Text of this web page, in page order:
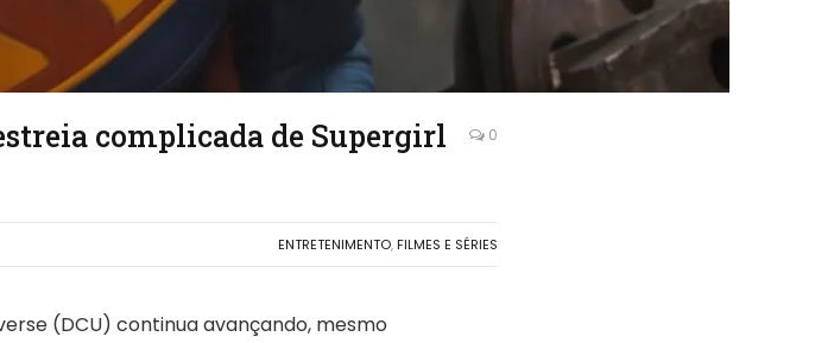
complicada de Supergirl
0
ENTRETENIMENTO, FILMES E SÉRIES
(DCU) continua avançando, mesmo